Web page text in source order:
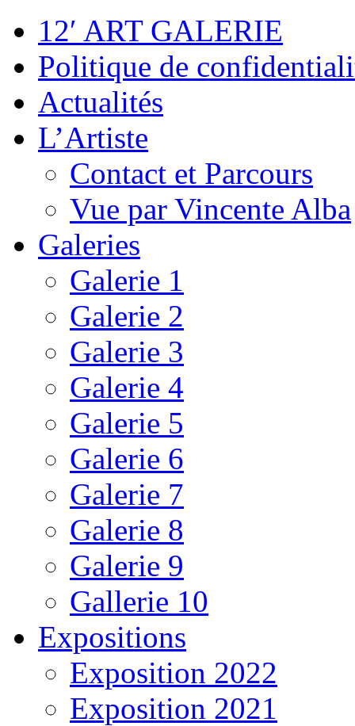
12′ ART GALERIE
Politique de
Actualités
L’Artiste
Contact et Parcours
Vue par Vincente Alba
Galeries
Galerie 1
Galerie 2
Galerie 3
Galerie 4
Galerie 5
Galerie 6
Galerie 7
Galerie 8
Galerie 9
Gallerie 10
Expositions
Exposition 2022
Exposition 2021